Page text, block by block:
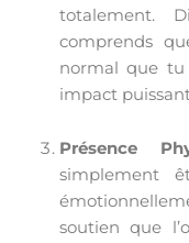
totalement.
comprends
normal que tu
impact
Présence
simplement
soutien que